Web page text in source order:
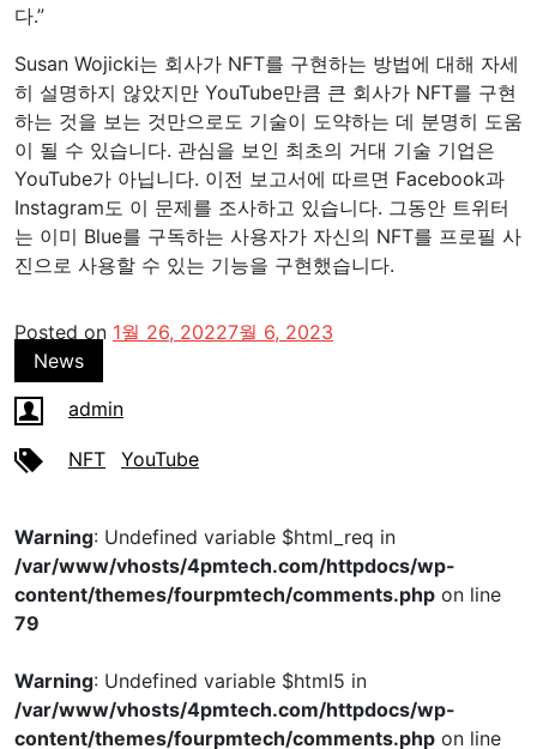
다.”
Susan Wojicki는 회사가 NFT를 구현하는 방법에 대해 자세
히 설명하지 않았지만 YouTube만큼 큰 회사가 NFT를 구현
하는 것을 보는 것만으로도 기술이 도약하는 데 분명히 도움
이 될 수 있습니다. 관심을 보인 최초의 거대 기술 기업은
YouTube가 아닙니다. 이전 보고서에 따르면 Facebook과
Instagram도 이 문제를 조사하고 있습니다. 그동안 트위터
는 이미 Blue를 구독하는 사용자가 자신의 NFT를 프로필 사
진으로 사용할 수 있는 기능을 구현했습니다.
Posted on 1월 26, 20227월 6, 2023
News
admin
NFT YouTube
Warning: Undefined variable $html_req in
/var/www/vhosts/4pmtech.com/httpdocs/wp-
content/themes/fourpmtech/comments.php on line
79
Warning: Undefined variable $html5 in
/var/www/vhosts/4pmtech.com/httpdocs/wp-
content/themes/fourpmtech/comments.php on line